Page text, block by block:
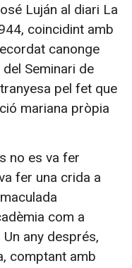
Luján al diari La
coincidint amb
canonge
Seminari de
pel fet que
mariana pròpia
no es va fer
fer una crida a
com a
any després,
comptant amb